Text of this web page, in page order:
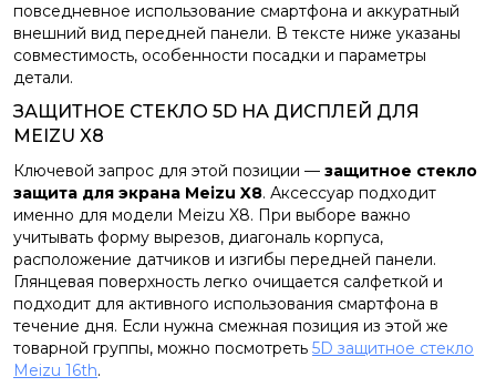
повседневное использование смартфона и аккуратный
внешний вид передней панели. В тексте ниже указаны
совместимость, особенности посадки и параметры
детали.
ЗАЩИТНОЕ СТЕКЛО 5D НА ДИСПЛЕЙ ДЛЯ
MEIZU X8
Ключевой запрос для этой позиции — защитное стекло
защита для экрана Meizu X8. Аксессуар подходит
именно для модели Meizu X8. При выборе важно
учитывать форму вырезов, диагональ корпуса,
расположение датчиков и изгибы передней панели.
Глянцевая поверхность легко очищается салфеткой и
подходит для активного использования смартфона в
течение дня. Если нужна смежная позиция из этой же
товарной группы, можно посмотреть 5D защитное стекло
Meizu 16th.